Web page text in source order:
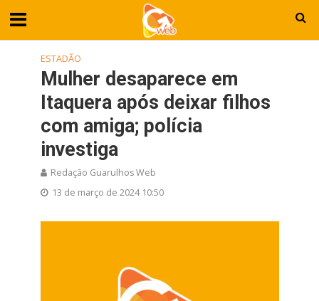
ESTADÃO
Mulher desaparece em
Itaquera após deixar filhos
com amiga; polícia
investiga
Redação Guarulhos Web
13 de março de 2024 10:50